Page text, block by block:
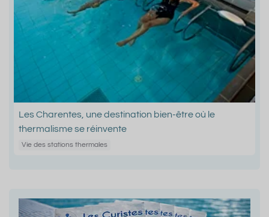
Les Charentes, une destination bien-être où le
thermalisme se réinvente
Vie des stations thermales